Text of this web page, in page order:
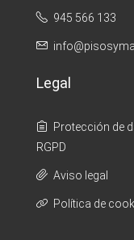
945 566 133
Legal
Protección de
RGPD
Aviso legal
Política de